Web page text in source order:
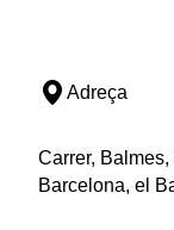
Adreça
Carrer,
Barcelona, el